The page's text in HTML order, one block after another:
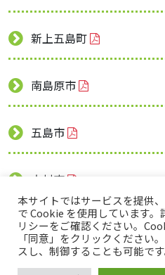
新上五島町
南島原市
五島市
大村市
トップページ
プライバシー
本サイトではサービスを提供
で Cookie を使用しています
リシーをご確認ください。
「同意」をクリックください
スし、制御することも可能です